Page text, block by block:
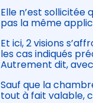
Elle n’est sollicitée
pas la même
Et ici, 2 visions
les cas indiqués
Autrement dit,
Sauf que la
tout à fait valable,